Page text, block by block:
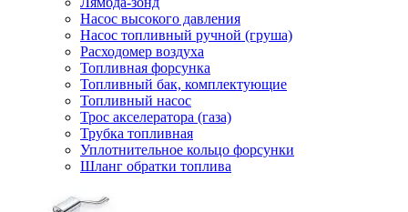
Насос высокого давления
Насос топливный ручной (груша)
Расходомер воздуха
Топливная форсунка
Топливный бак, комплектующие
Топливный насос
Трос акселератора (газа)
Трубка топливная
Уплотнительное кольцо форсунки
Шланг обратки топлива